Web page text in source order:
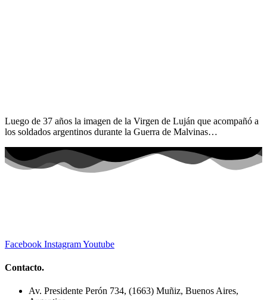
Luego de 37 años la imagen de la Virgen de Luján que acompañó a
los soldados argentinos durante la Guerra de Malvinas…
Facebook InstagramYoutube
Contacto.
Av. Presidente Perón 734, (1663) Muñiz, Buenos Aires,